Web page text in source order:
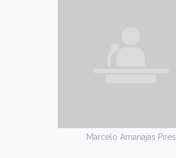
Marcelo Amanajas Pires